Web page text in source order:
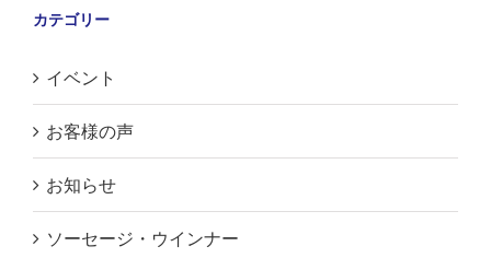
カテゴリー
イベント
お客様の声
お知らせ
ソーセージ・ウインナー